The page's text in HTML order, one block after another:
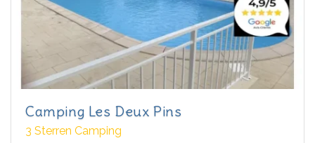
Camping Les Deux Pins
3 Sterren Camping